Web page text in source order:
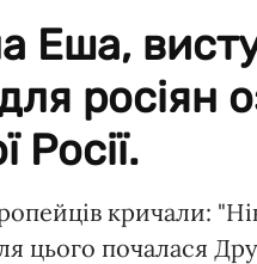
Еша,
росіян
Росії.
кричали:
цього почалася